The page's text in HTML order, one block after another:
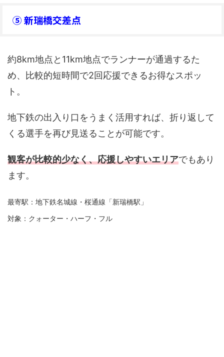
⑤ 新瑞橋交差点
約8km地点と11km地点でランナーが通過するた
め、比較的短時間で2回応援できるお得なスポッ
ト。
地下鉄の出入り口をうまく活用すれば、折り返して
くる選手を再び見送ることが可能です。
観客が比較的少なく、応援しやすいエリアでもあり
ます。
最寄駅：地下鉄名城線・桜通線「新瑞橋駅」
対象：クォーター・ハーフ・フル